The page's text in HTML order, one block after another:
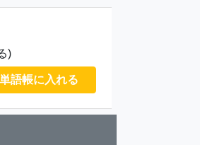
)
語帳に入れる